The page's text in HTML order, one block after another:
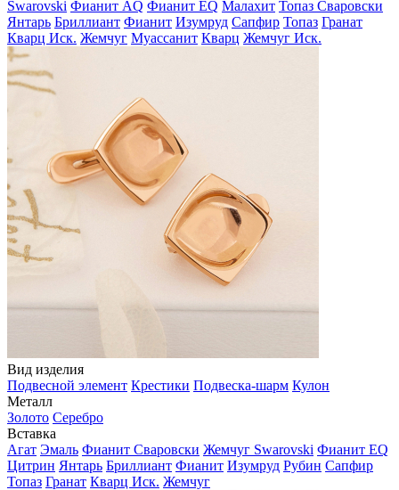
Swarovski Фианит AQ Фианит EQ Малахит Топаз Сваровски
Янтарь Бриллиант Фианит Изумруд Сапфир Топаз Гранат
Кварц Иск. Жемчуг Муассанит Кварц Жемчуг Иск.
Вид изделия
Подвесной элемент Крестики Подвеска-шарм Кулон
Металл
Золото Серебро
Вставка
Агат Эмаль Фианит Сваровски Жемчуг Swarovski Фианит EQ
Цитрин Янтарь Бриллиант Фианит Изумруд Рубин Сапфир
Топаз Гранат Кварц Иск. Жемчуг